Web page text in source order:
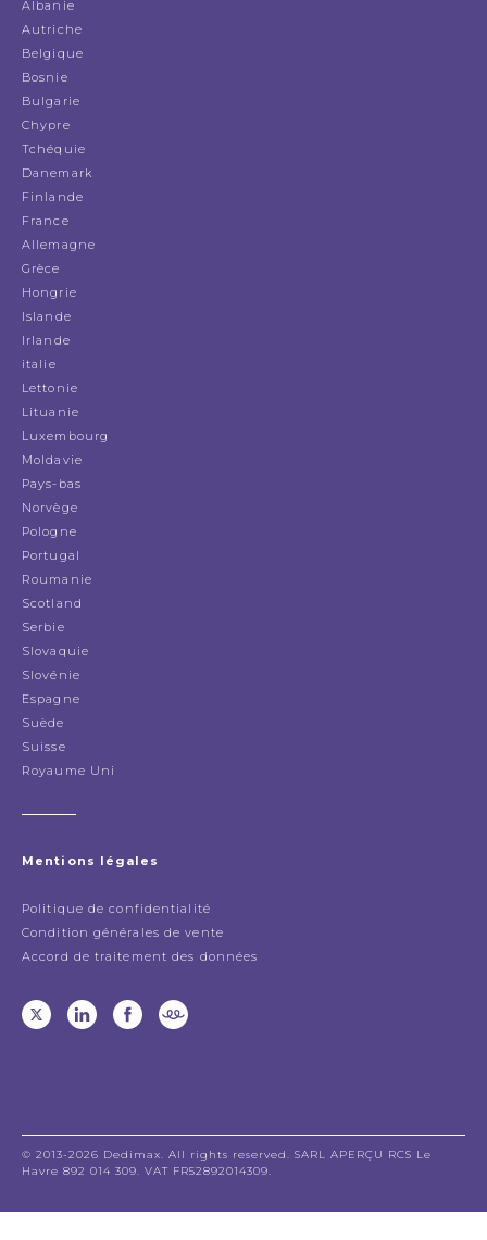
Albanie
Autriche
Belgique
Bosnie
Bulgarie
Chypre
Tchéquie
Danemark
Finlande
France
Allemagne
Grèce
Hongrie
Islande
Irlande
italie
Lettonie
Lituanie
Luxembourg
Moldavie
Pays-bas
Norvège
Pologne
Portugal
Roumanie
Scotland
Serbie
Slovaquie
Slovénie
Espagne
Suède
Suisse
Royaume Uni
Mentions légales
Politique de confidentialité
Condition générales de vente
Accord de traitement des données
© 2013-2026 Dedimax. All rights reserved. SARL APERÇU RCS Le
Havre 892 014 309. VAT FR52892014309.